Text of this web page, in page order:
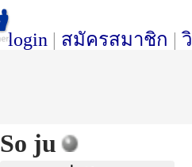
login | สมัครสมาชิก |
So ju